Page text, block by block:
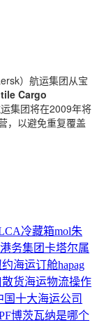
）航运集团从宝
Cargo
集团将在2009年将
，以避免重复覆盖
CA冷藏箱mol朱
务集团卡塔尔属
约海运订舱hapag
散货海运物流操作
国十大海运公司
博茨瓦纳是哪个